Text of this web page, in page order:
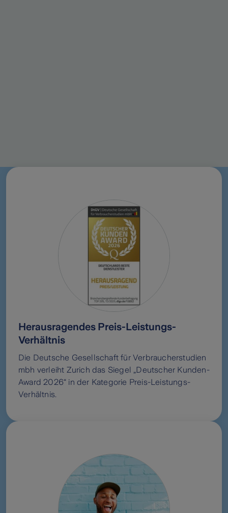
Herausragendes Preis-Leistungs-
Verhältnis
Die Deutsche Gesellschaft für Verbraucherstudien
mbh verleiht Zurich das Siegel „Deutscher Kunden-
Award 2026“ in der Kategorie Preis-Leistungs-
Verhältnis.